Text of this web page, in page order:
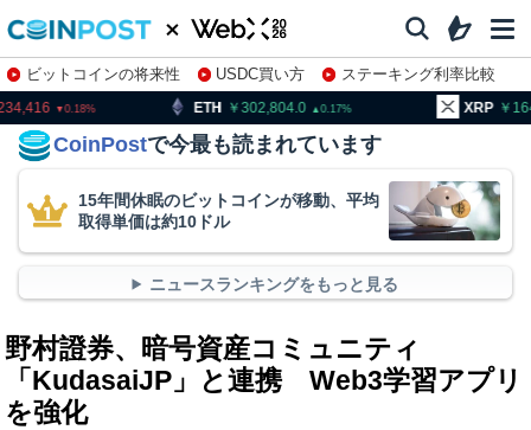
ビットコインの将来性 USDC買い方
ステーキング利率比較
株特集・関連銘柄
ETH 302,804.0 XRP 164.31
CoinPostで今最も読まれています
15年間休眠のビットコインが移動、平均
取得単価は約10ドル
ニュースランキングをもっと見る
野村證券、暗号資産コミュニティ
「KudasaiJP」と連携 Web3学習アプリ
を強化